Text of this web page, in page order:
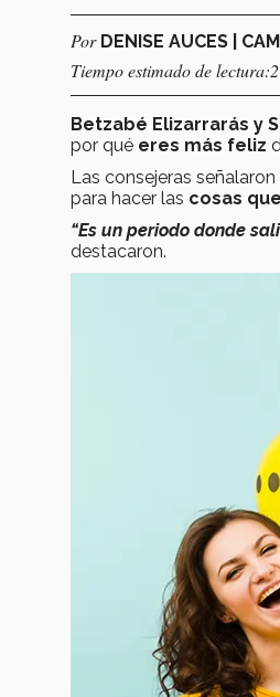
Por DENISE AUCES |
Tiempo estimado de
Betzabé Elizarrarás y
por qué eres más feliz
Las consejeras
para hacer las cosas
“Es un periodo donde
destacaron.